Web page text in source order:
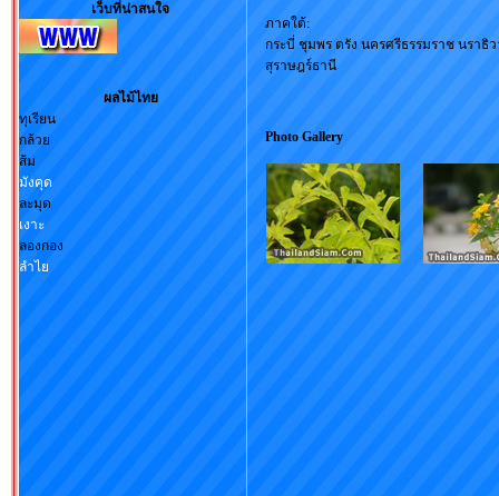
เว็บที่น่าสนใจ
ผลไม้ไทย
ทุเรียน
กล้วย
ส้ม
มังคุด
ละมุด
เงาะ
ลองกอง
ลำไย
ภาคใต้:
กระบี่ ชุมพร ตรัง นครศรีธรรมราช นราธิ
สุราษฎร์ธานี
Photo